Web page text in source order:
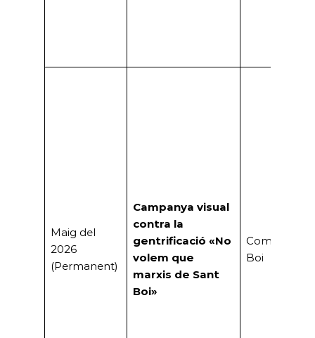
Maig del
2026
(Permanent)
Campanya visual
contra la
gentrificació «No
volem que
marxis de Sant
Boi»
Comuns
Boi